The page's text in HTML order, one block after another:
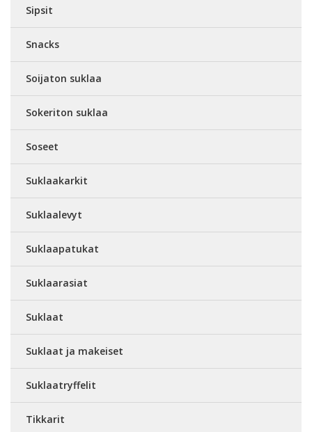
Sipsit
Snacks
Soijaton suklaa
Sokeriton suklaa
Soseet
Suklaakarkit
Suklaalevyt
Suklaapatukat
Suklaarasiat
Suklaat
Suklaat ja makeiset
Suklaatryffelit
Tikkarit